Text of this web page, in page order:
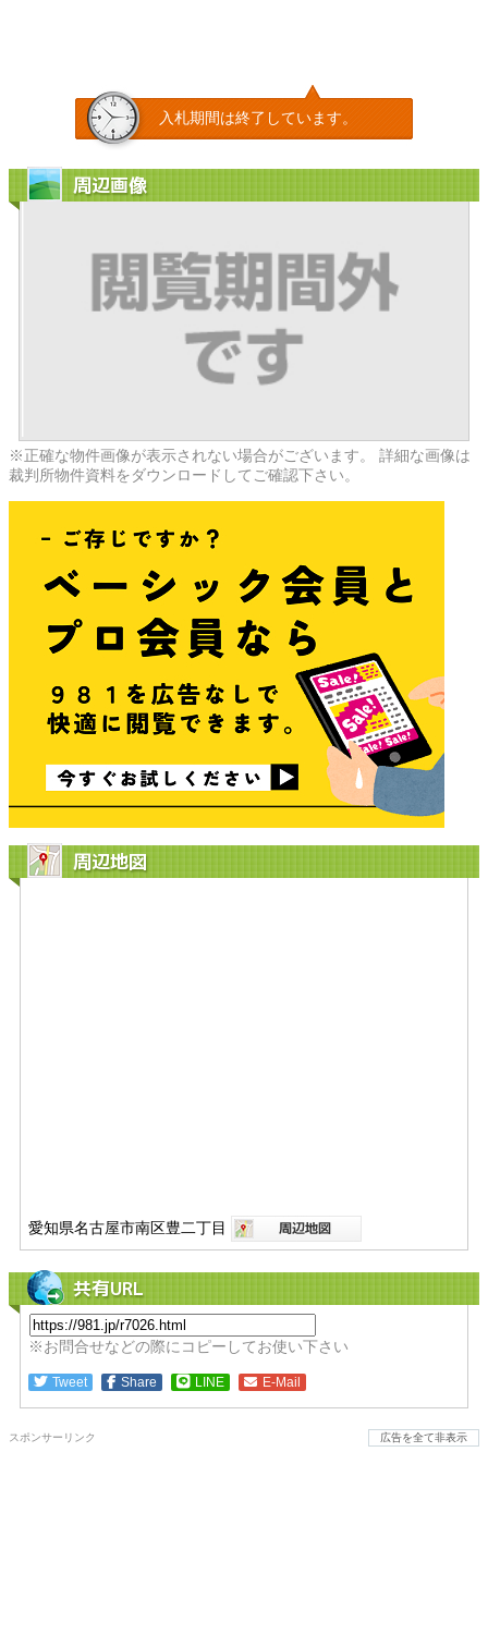
入札期間は終了しています。
周辺画像
※正確な物件画像が表示されない場合がございます。 詳細な画像は
裁判所物件資料をダウンロードしてご確認下さい。
周辺地図
愛知県名古屋市南区豊二丁目
共有URL
※お問合せなどの際にコピーしてお使い下さい
Tweet Share LINE E-Mail
スポンサーリンク 広告を全て非表示